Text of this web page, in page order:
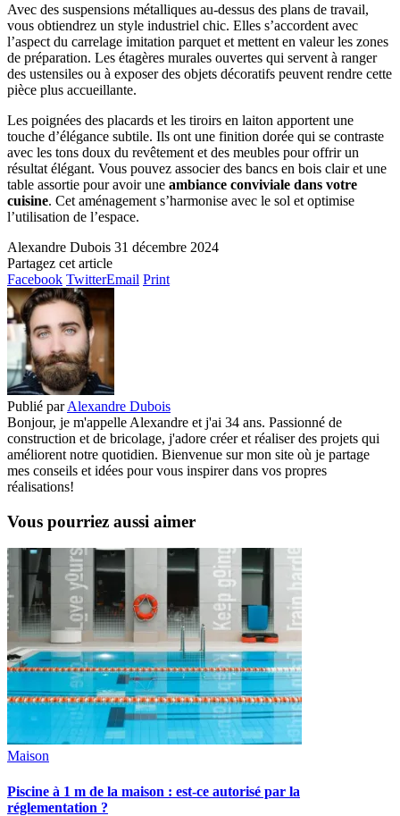
Avec des suspensions métalliques au-dessus des plans de travail,
vous obtiendrez un style industriel chic. Elles s’accordent avec
l’aspect du carrelage imitation parquet et mettent en valeur les zones
de préparation. Les étagères murales ouvertes qui servent à ranger
des ustensiles ou à exposer des objets décoratifs peuvent rendre cette
pièce plus accueillante.
Les poignées des placards et les tiroirs en laiton apportent une
touche d’élégance subtile. Ils ont une finition dorée qui se contraste
avec les tons doux du revêtement et des meubles pour offrir un
résultat élégant. Vous pouvez associer des bancs en bois clair et une
table assortie pour avoir une ambiance conviviale dans votre
cuisine. Cet aménagement s’harmonise avec le sol et optimise
l’utilisation de l’espace.
Alexandre Dubois 31 décembre 2024
Partagez cet article
Facebook TwitterEmail Print
Publié par Alexandre Dubois
Bonjour, je m'appelle Alexandre et j'ai 34 ans. Passionné de
construction et de bricolage, j'adore créer et réaliser des projets qui
améliorent notre quotidien. Bienvenue sur mon site où je partage
mes conseils et idées pour vous inspirer dans vos propres
réalisations!
Vous pourriez aussi aimer
Maison
Piscine à 1 m de la maison : est-ce autorisé par la
réglementation ?